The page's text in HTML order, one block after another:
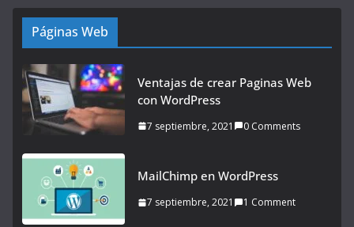
Páginas Web
Ventajas de crear Paginas Web
con WordPress
7 septiembre, 2021 0 Comments
MailChimp en WordPress
7 septiembre, 2021 1 Comment